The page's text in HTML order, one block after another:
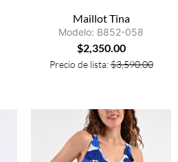
Maillot Tina
Modelo: B852-058
$2,350.00
Precio de lista:$3,590.00